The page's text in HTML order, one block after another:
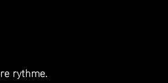
rythme.